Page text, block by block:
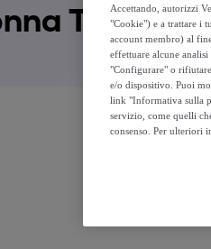
Toscana
Accettando, autorizzi
"Cookie") e a trattare i
account membro) al
effettuare alcune
"Configurare" o rifiutare
e/o dispositivo. Puoi
link "Informativa sulla
servizio, come quelli
consenso. Per ulteriori